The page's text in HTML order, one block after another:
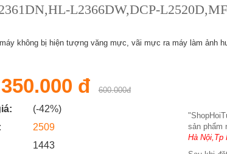
L2366DW,DCP-
không bị hiện tượng văng mực, vãi mực ra máy làm ảnh
350.000 đ 600.000đ
(-42%)
2509
1443
sản phẩm
Hà Nội,Tp